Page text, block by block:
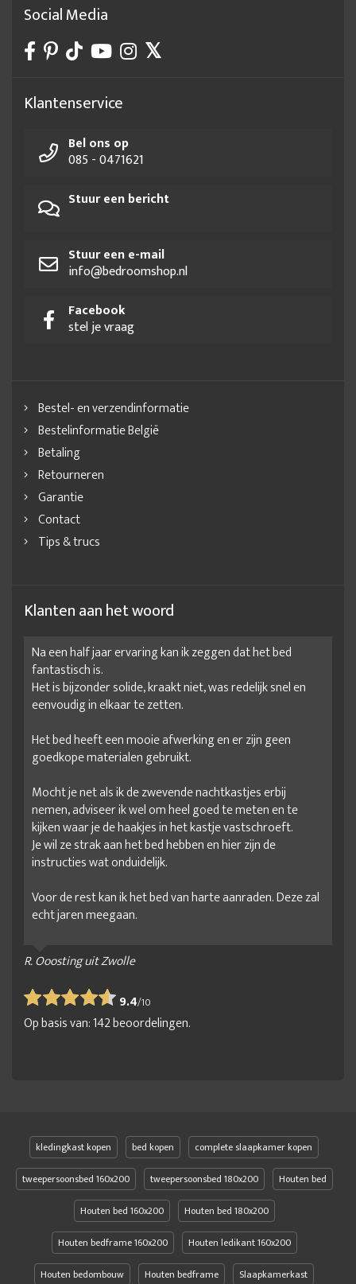
Social Media
Klantenservice
Bel ons op
085 - 0471621
Stuur een bericht
Stuur een e-mail
info@bedroomshop.nl
Facebook
stel je vraag
Bestel- en verzendinformatie
Bestelinformatie België
Betaling
Retourneren
Garantie
Contact
Tips & trucs
Klanten aan het woord
Na een half jaar ervaring kan ik zeggen dat het bed
fantastisch is.
Het is bijzonder solide, kraakt niet, was redelijk snel en
eenvoudig in elkaar te zetten.
Het bed heeft een mooie afwerking en er zijn geen
goedkope materialen gebruikt.
Mocht je net als ik de zwevende nachtkastjes erbij
nemen, adviseer ik wel om heel goed te meten en te
kijken waar je de haakjes in het kastje vastschroeft.
Je wil ze strak aan het bed hebben en hier zijn de
instructies wat onduidelijk.
Voor de rest kan ik het bed van harte aanraden. Deze zal
echt jaren meegaan.
R. Ooosting uit Zwolle
9.4/10
Op basis van:142beoordelingen.
kledingkast kopen bed kopen
complete slaapkamer kopen
tweepersoonsbed 160x200
tweepersoonsbed 180x200
Houten bed
Houten bed 160x200
Houten bed 180x200
Houten bedframe 160x200
Houten ledikant 160x200
Houten bedombouw
Houten bedframe Slaapkamerkast